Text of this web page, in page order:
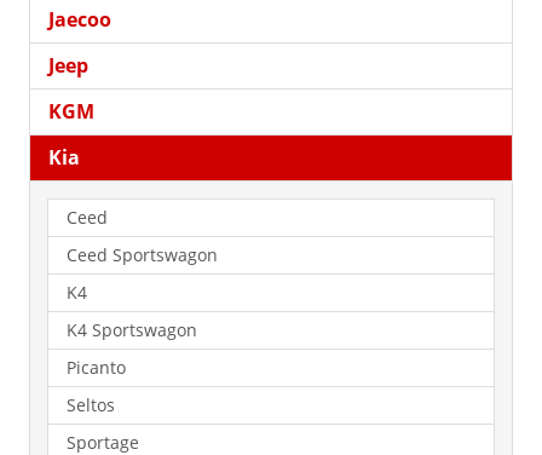
Jaecoo
Jeep
KGM
Kia
Ceed
Ceed Sportswagon
K4
K4 Sportswagon
Picanto
Seltos
Sportage